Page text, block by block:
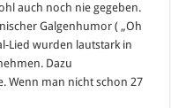
Zeit
reif
um
Magath
zu
entlassen?
auch noch nie gegeben.
Galgenhumor ( „Oh
Lied wurden lautstark in
Dazu
Wenn man nicht schon 27